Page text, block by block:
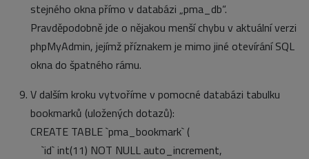
stejného okna přímo v databázi „pma_db“.
Pravděpodobně jde o nějakou menší chybu v aktuální verzi
phpMyAdmin, jejímž příznakem je mimo jiné otevírání SQL
okna do špatného rámu.
V dalším kroku vytvoříme v pomocné databázi tabulku
bookmarků (uložených dotazů):
CREATE TABLE `pma_bookmark` (
`id` int(11) NOT NULL auto_increment,